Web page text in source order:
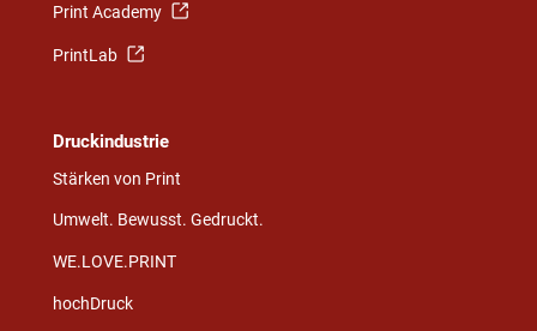
Print Academy
PrintLab
Druckindustrie
Stärken von Print
Umwelt. Bewusst. Gedruckt.
WE.LOVE.PRINT
hochDruck